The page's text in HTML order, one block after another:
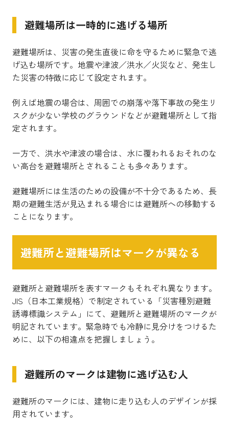
避難場所は一時的に逃げる場所
避難場所は、災害の発生直後に命を守るために緊急で逃
げ込む場所です。地震や津波／洪水／火災など、発生し
た災害の特徴に応じて設定されます。
例えば地震の場合は、周囲での崩落や落下事故の発生リ
スクが少ない学校のグラウンドなどが避難場所として指
定されます。
一方で、洪水や津波の場合は、水に覆われるおそれのな
い高台を避難場所とされることも多々あります。
避難場所には生活のための設備が不十分であるため、長
期の避難生活が見込まれる場合には避難所への移動する
ことになります。
避難所と避難場所はマークが異なる
避難所と避難場所を表すマークもそれぞれ異なります。
JIS（日本工業規格）で制定されている「災害種別避難
誘導標識システム」にて、避難所と避難場所のマークが
明記されています。緊急時でも冷静に見分けをつけるた
めに、以下の相違点を把握しましょう。
避難所のマークは建物に逃げ込む人
避難所のマークには、建物に走り込む人のデザインが採
用されています。